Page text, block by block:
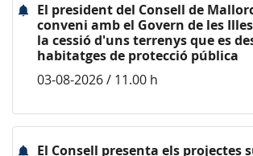
El president del Consell de
conveni amb el Govern de les
la cessió d'uns terrenys que es
habitatges de protecció pública
03-08-2026 / 11.00 h
El Consell presenta els projectes